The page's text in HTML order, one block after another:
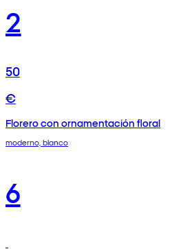
2
50
€
Florero con ornamentación floral
moderno, blanco
6